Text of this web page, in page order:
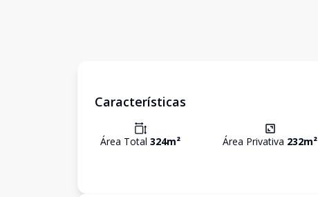
Características
Área Total 324m² Área Privativa 232m²